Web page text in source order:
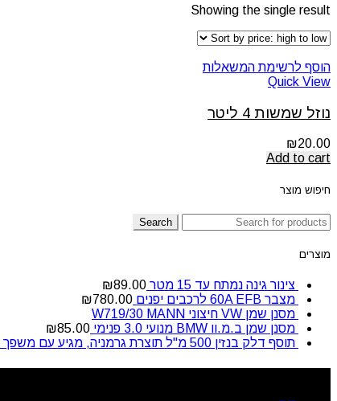
Showing the single result
הוסף לרשימת המשאלות
Quick View
נוזל שמשות 4 ליטר
₪20.00
Add to cart
חיפוש מוצר
Search
מוצרים
צינור גינה נמתח עד 15 מטר ₪89.00
מצבר 60A EFB לרכבים יפנים
₪780.00
מסנן שמן VW חיצוני W719/30 MANN
מסנן שמן ב.מ.וו BMW מנועי 3.0 פנימי
₪85.00
תוסף דלק בנזין 500 מ"ל תוצרת גרמניה, מגיע עם משפך מובנה